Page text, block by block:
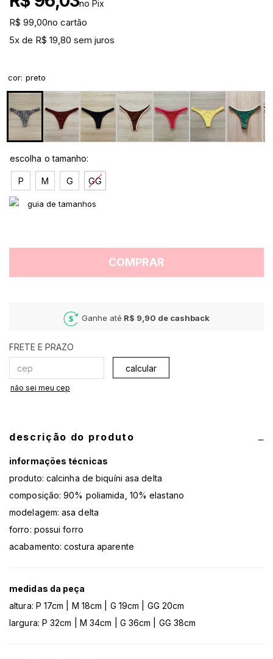
no Pix
R$ 99,00no cartão
5x de R$ 19,80 sem juros
cor: preto
P M G GG
COMPRAR
Ganhe até R$ 9,90 de cashback
calcular
não sei meu cep
descrição do produto
informações técnicas
produto: calcinha de biquíni asa delta
composição: 90% poliamida, 10% elastano
modelagem: asa delta
forro: possui forro
acabamento: costura aparente
medidas da peça
altura: P 17cm | M 18cm | G 19cm | GG 20cm
largura: P 32cm | M 34cm | G 36cm | GG 38cm